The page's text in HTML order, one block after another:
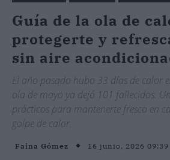
Guía de la ola de
protegerte y
sin aire
El año pasado hubo 33 días de calor
ola de mayo ya dejó 101 fallecidos.
prácticos para mantenerte fresco en
golpe de calor.
Faina Gómez 16 junio, 2026 09:39